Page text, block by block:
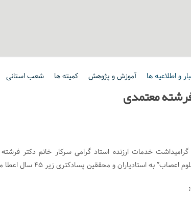
و اطلاعیه ها آموزش و پژوهش کمیته ها شعب استانی
معتمدی
خدمات ارزنده استاد گرامی سرکار خانم دکتر
و محققین پسادکتری زیر ۴۵ سال اعطا می نماید.